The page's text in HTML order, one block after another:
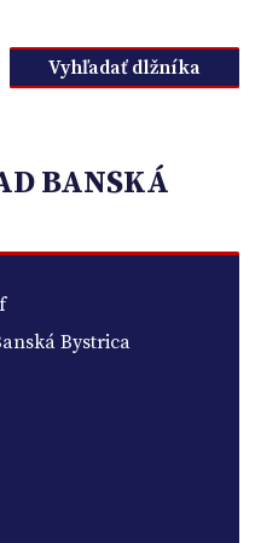
Vyhľadať dlžníka
BANSKÁ
Bystrica